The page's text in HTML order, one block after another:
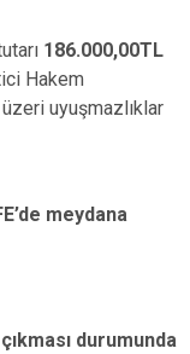
186.000,00TL
Hakem
uyuşmazlıklar
meydana
durumunda